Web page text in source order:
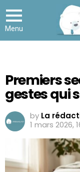
Menu
Premiers
gestes qui
by La
1 mars 2026,